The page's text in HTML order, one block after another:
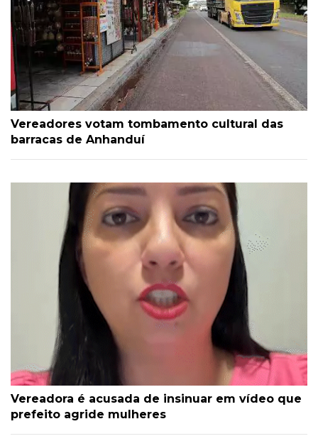
Vereadores votam tombamento cultural das
barracas de Anhanduí
Vereadora é acusada de insinuar em vídeo que
prefeito agride mulheres